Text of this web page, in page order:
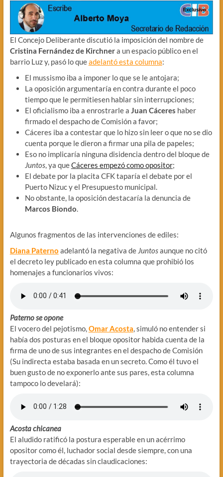
El Concejo Deliberante discutió la imposición del nombre de
Cristina Fernández de Kirchnera un espacio público en el
barrio Luz y, pasó lo queadelantó esta columna:
El mussismo iba a imponer lo que se le antojara;
La oposición argumentaría en contra durante el poco
tiempo que le permitiesen hablar sin interrupciones;
El oficialismo iba a enrostrarle a Juan Cáceres haber
firmado el despacho de Comisión a favor;
Cáceres iba a contestar que lo hizo sin leer o que no se dio
cuenta porque le dieron a firmar una pila de papeles;
Eso no implicaría ninguna disidencia dentro del bloque de
Juntos, ya queCáceres empezó como opositor;
El debate por la placita CFK taparía el debate por el
Puerto Nizuc y el Presupuesto municipal.
No obstante, la oposición destacaría la denuncia de
Marcos Biondo.
Algunos fragmentos de las intervenciones de ediles:
Diana Paterno adelantó la negativa de Juntosaunque no citó
el decreto ley publicado en esta columna que prohibió los
homenajes a funcionarios vivos:
Paterno se opone
El vocero del pejotismo,Omar Acosta, simuló no entender si
había dos posturas en el bloque opositor habida cuenta de la
firma de uno de sus integrantes en el despacho de Comisión
(Su indirecta estaba basada en un secreto. Como él tuvo el
buen gusto de no exponerlo ante sus pares, esta columna
tampoco lo develará):
Acosta chicanea
El aludido ratificó la postura esperable en un acérrimo
opositor como él, luchador social desde siempre, con una
trayectoria de décadas sin claudicaciones: